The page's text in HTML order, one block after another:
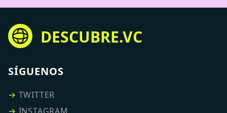
DESCUBRE.VC
SÍGUENOS
→ TWITTER